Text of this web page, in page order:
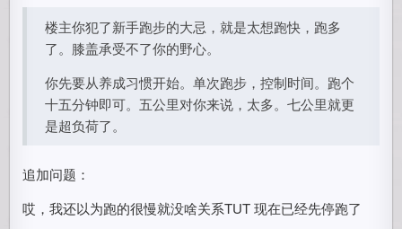
楼主你犯了新手跑步的大忌，就是太想跑快，跑多
了。膝盖承受不了你的野心。
你先要从养成习惯开始。单次跑步，控制时间。跑个
十五分钟即可。五公里对你来说，太多。七公里就更
是超负荷了。
追加问题：
哎，我还以为跑的很慢就没啥关系TUT 现在已经先停跑了